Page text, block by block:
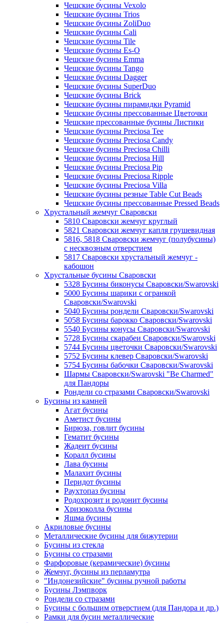
Чешские бусины Vexolo
Чешские бусины Trios
Чешские бусины ZoliDuo
Чешские бусины Cali
Чешские бусины Tile
Чешские бусины Es-O
Чешские бусины Emma
Чешские бусины Tango
Чешские бусины Dagger
Чешские бусины SuperDuo
Чешские бусины Brick
Чешские бусины пирамидки Pyramid
Чешские бусины прессованные Цветочки
Чешские прессованные бусины Листики
Чешские бусины Preciosa Tee
Чешские бусины Preciosa Candy
Чешские бусины Preciosa Chilli
Чешские бусины Preciosa Hill
Чешские бусины Preciosa Pip
Чешские бусины Preciosa Ripple
Чешские бусины Preciosa Villa
Чешские бусины резные Table Cut Beads
Чешские бусины прессованные Pressed Beads
Хрустальный жемчуг Сваровски
5810 Сваровски жемчуг круглый
5821 Сваровски жемчуг капля грушевидная
5816, 5818 Сваровски жемчуг (полубусины)
с несквозным отверстием
5817 Сваровски хрустальный жемчуг -
кабошон
Хрустальные бусины Сваровски
5328 Бусины биконусы Сваровски/Swarovski
5000 Бусины шарики с огранкой
Сваровски/Swarovski
5040 Бусины рондели Сваровски/Swarovski
5058 Бусины барокко Сваровски/Swarovski
5540 Бусины конусы Сваровски/Swarovski
5728 Бусины скарабеи Сваровски/Swarovski
5744 Бусины цветочки Сваровски/Swarovski
5752 Бусины клевер Сваровски/Swarovski
5754 Бусины бабочки Сваровски/Swarovski
Шармы Сваровски/Swarovski "Be Charmed"
для Пандоры
Рондели со стразами Сваровски/Swarovski
Бусины из камней
Агат бусины
Аметист бусины
Бирюза, говлит бусины
Гематит бусины
Жадеит бусины
Коралл бусины
Лава бусины
Малахит бусины
Перидот бусины
Раухтопаз бусины
Родохрозит и родонит бусины
Хризоколла бусины
Яшма бусины
Акриловые бусины
Металлические бусины для бижутерии
Бусины из стекла
Бусины со стразами
Фарфоровые (керамические) бусины
Жемчуг, бусины из перламутра
"Индонезийские" бусины ручной работы
Бусины Лэмпворк
Рондели со стразами
Бусины с большим отверстием (для Пандора и др.)
Рамки для бусин металлические